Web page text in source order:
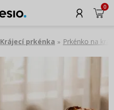
0
Krájecí prkénka » Prkénko na